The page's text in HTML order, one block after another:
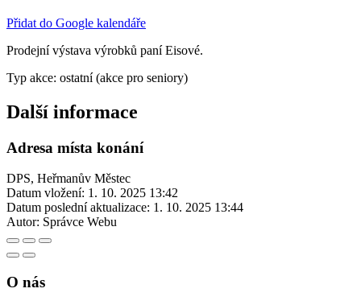
Přidat do Google kalendáře
Prodejní výstava výrobků paní Eisové.
Typ akce: ostatní (akce pro seniory)
Další informace
Adresa místa konání
DPS, Heřmanův Městec
Datum vložení: 1. 10. 2025 13:42
Datum poslední aktualizace: 1. 10. 2025 13:44
Autor: Správce Webu
O nás